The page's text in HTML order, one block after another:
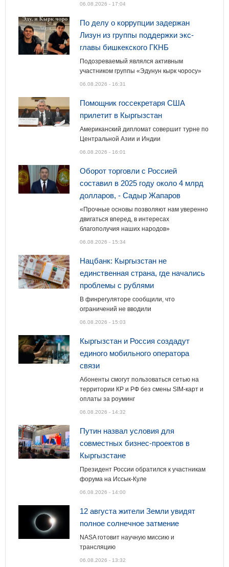
06.08.2026 - 17:04
По делу о коррупции задержан
Лизун из группы поддержки экс-
главы бишкекского ГКНБ
Подозреваемый являлся активным
участником группы «Эдунун кырк чоросу»
06.08.2026 - 16:31
Помощник госсекретаря США
прилетит в Кыргызстан
Американский дипломат совершит турне по
Центральной Азии и Индии
06.08.2026 - 16:01
Оборот торговли с Россией
составил в 2025 году около 4 млрд
долларов, - Садыр Жапаров
«Прочные основы позволяют нам уверенно
двигаться вперед, в интересах
благополучия наших народов»
06.08.2026 - 15:34
Нацбанк: Кыргызстан не
единственная страна, где начались
проблемы с рублями
В финрегуляторе сообщили, что
ограничений не вводили
06.08.2026 - 15:03
Кыргызстан и Россия создадут
единого мобильного оператора
связи
Абоненты смогут пользоваться сетью на
территории КР и РФ без смены SIM-карт и
оплаты за роуминг
06.08.2026 - 14:32
Путин назвал условия для
совместных бизнес-проектов в
Кыргызстане
Президент России обратился к участникам
форума на Иссык-Куле
06.08.2026 - 14:00
12 августа жители Земли увидят
полное солнечное затмение
NASA готовит научную миссию и
трансляцию
06.08.2026 - 13:32